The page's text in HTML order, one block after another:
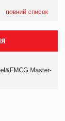
повний список
Master-